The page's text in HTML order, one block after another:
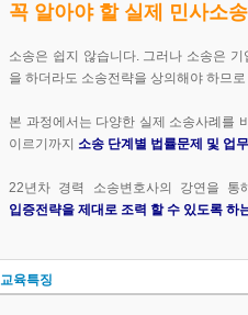
꼭 알아야 할 실제 민사소
소송은 쉽지 않습니다. 그러나 소송은
을 하더라도 소송전략을 상의해야 하므
본 과정에서는 다양한 실제 소송사례를
이르기까지 소송 단계별 법률문제 및 업
22년차 경력 소송변호사의 강연을
입증전략을 제대로 조력 할 수 있도록 하
교육특징